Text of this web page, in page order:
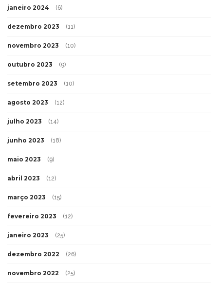
janeiro 2024 (6)
dezembro 2023 (11)
novembro 2023 (10)
outubro 2023 (9)
setembro 2023 (10)
agosto 2023 (12)
julho 2023 (14)
junho 2023 (18)
maio 2023 (9)
abril 2023 (12)
março 2023 (15)
fevereiro 2023 (12)
janeiro 2023 (25)
dezembro 2022 (26)
novembro 2022 (25)